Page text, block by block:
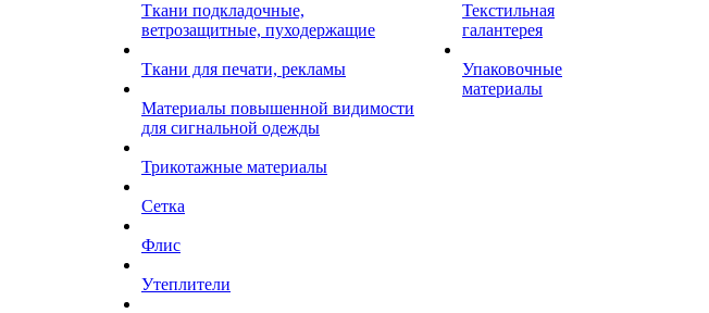
Ткани подкладочные,
ветрозащитные, пуходержащие
Ткани для печати, рекламы
Материалы повышенной видимости
для сигнальной одежды
Трикотажные материалы
Сетка
Флис
Утеплители
Текстильная
галантерея
Упаковочные
материалы